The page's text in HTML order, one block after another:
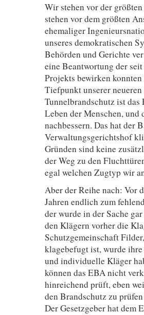
Wir stehen vor der
stehen vor dem größten
ehemaliger
unseres demokratischen
Behörden und Gerichte
eine Beantwortung der
Projekts bewirken
Tiefpunkt unserer
Tunnelbrandschutz ist
Leben der Menschen, und
nachbessern. Das hat der
Verwaltungsgerichtshof
Gründen sind keine
der Weg zu den
egal welchen Zugtyp wir
Aber der Reihe nach: Vor
Jahren endlich zum
der wurde in der Sache
den Klägern vorher die
Schutzgemeinschaft
klagebefugt ist, wurde
und individuelle Kläger
können das EBA nicht
hinreichend prüft, eben
den Brandschutz zu
Der Gesetzgeber hat